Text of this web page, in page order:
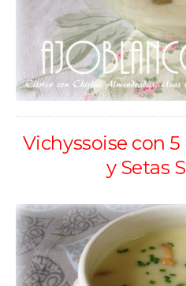
Vichyssoise con
y Setas